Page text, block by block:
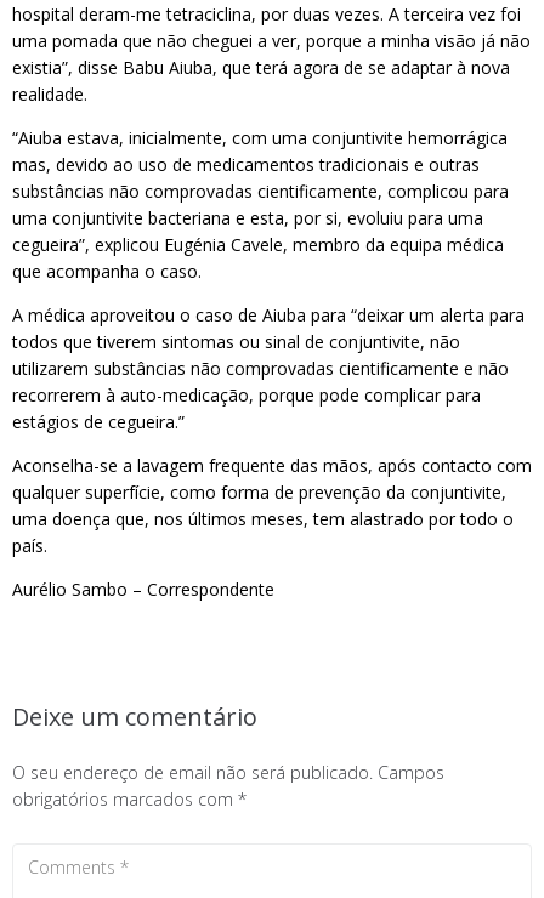
hospital deram-me tetraciclina, por duas vezes. A terceira vez foi
uma pomada que não cheguei a ver, porque a minha visão já não
existia”, disse Babu Aiuba, que terá agora de se adaptar à nova
realidade.
“Aiuba estava, inicialmente, com uma conjuntivite hemorrágica
mas, devido ao uso de medicamentos tradicionais e outras
substâncias não comprovadas cientificamente, complicou para
uma conjuntivite bacteriana e esta, por si, evoluiu para uma
cegueira”, explicou Eugénia Cavele, membro da equipa médica
que acompanha o caso.
A médica aproveitou o caso de Aiuba para “deixar um alerta para
todos que tiverem sintomas ou sinal de conjuntivite, não
utilizarem substâncias não comprovadas cientificamente e não
recorrerem à auto-medicação, porque pode complicar para
estágios de cegueira.”
Aconselha-se a lavagem frequente das mãos, após contacto com
qualquer superfície, como forma de prevenção da conjuntivite,
uma doença que, nos últimos meses, tem alastrado por todo o
país.
Aurélio Sambo – Correspondente
Deixe um comentário
O seu endereço de email não será publicado. Campos
obrigatórios marcados com *